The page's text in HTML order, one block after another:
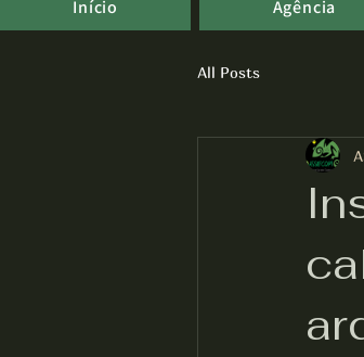
Início Agência
All Posts